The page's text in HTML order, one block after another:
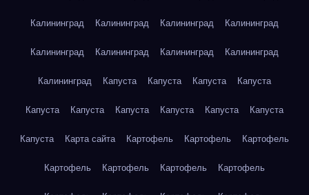
Калининград Калининград Калининград Калининград
Калининград Калининград Калининград Калининград
Калининград Капуста Капуста Капуста Капуста
Капуста Капуста Капуста Капуста Капуста Капуста
Капуста Карта сайта Картофель Картофель Картофель
Картофель Картофель Картофель Картофель